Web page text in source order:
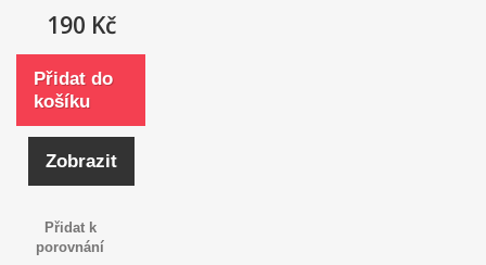
190 Kč
Přidat do
košíku
Zobrazit
Přidat k
porovnání